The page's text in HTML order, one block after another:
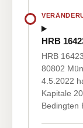
HRB
HRB
80802
4.5.2022
Kapitale
Bedingten